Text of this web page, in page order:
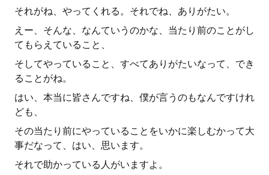
それがね、やってくれる。それでね、ありがたい。
えー、そんな、なんていうのかな、当たり前のことがし
てもらえていること、
そしてやっていること、すべてありがたいなって、でき
ることがね。
はい、本当に皆さんですね、僕が言うのもなんですけれ
ども、
その当たり前にやっていることをいかに楽しむかって大
事だなって、はい、思います。
それで助かっている人がいますよ。